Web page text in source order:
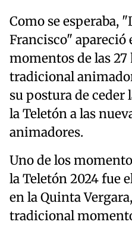
Como se esperaba,
Francisco" apareció
momentos de las 27
tradicional
su postura de ceder
la Teletón a las
animadores.
Uno de los
la Teletón 2024 fue
en la Quinta
tradicional